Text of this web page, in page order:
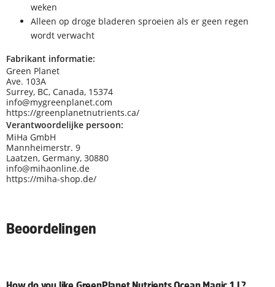
weken
Alleen op droge bladeren sproeien als er geen regen
wordt verwacht
Fabrikant informatie:
Green Planet
Ave. 103A
Surrey, BC, Canada, 15374
info@mygreenplanet.com
https://greenplanetnutrients.ca/
Verantwoordelijke persoon:
MiHa GmbH
Mannheimerstr. 9
Laatzen, Germany, 30880
info@mihaonline.de
https://miha-shop.de/
Beoordelingen